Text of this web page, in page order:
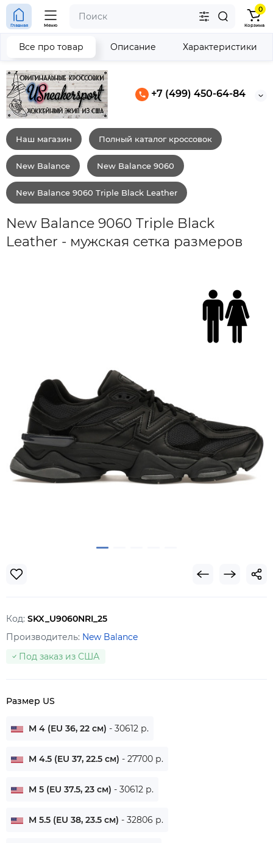
+7 (499) 450-64-84
Главная Меню
0
Корзина
Наш магазин Полный каталог кроссовок
New Balance New Balance 9060
New Balance 9060 Triple Black Leather
New Balance 9060 Triple Black
Leather - мужская сетка размеров
Все про товар Описание Характеристики
Код: SKX_U9060NRI_25
Производитель: New Balance
Под заказ из США
Размер US
M 4 (EU 36, 22 см) - 30612 р.
M 4.5 (EU 37, 22.5 см) - 27700 р.
M 5 (EU 37.5, 23 см) - 30612 р.
M 5.5 (EU 38, 23.5 см) - 32806 р.